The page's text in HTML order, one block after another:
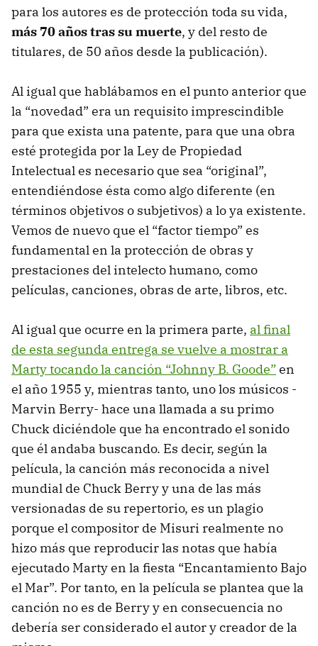
para los autores es de protección toda su vida,
más 70 años tras su muerte, y del resto de
titulares, de 50 años desde la publicación).
Al igual que hablábamos en el punto anterior que
la “novedad” era un requisito imprescindible
para que exista una patente, para que una obra
esté protegida por la Ley de Propiedad
Intelectual es necesario que sea “original”,
entendiéndose ésta como algo diferente (en
términos objetivos o subjetivos) a lo ya existente.
Vemos de nuevo que el “factor tiempo” es
fundamental en la protección de obras y
prestaciones del intelecto humano, como
películas, canciones, obras de arte, libros, etc.
Al igual que ocurre en la primera parte, al final
de esta segunda entrega se vuelve a mostrar a
Marty tocando la canción “Johnny B. Goode” en
el año 1955 y, mientras tanto, uno los músicos -
Marvin Berry- hace una llamada a su primo
Chuck diciéndole que ha encontrado el sonido
que él andaba buscando. Es decir, según la
película, la canción más reconocida a nivel
mundial de Chuck Berry y una de las más
versionadas de su repertorio, es un plagio
porque el compositor de Misuri realmente no
hizo más que reproducir las notas que había
ejecutado Marty en la fiesta “Encantamiento Bajo
el Mar”. Por tanto, en la película se plantea que la
canción no es de Berry y en consecuencia no
debería ser considerado el autor y creador de la